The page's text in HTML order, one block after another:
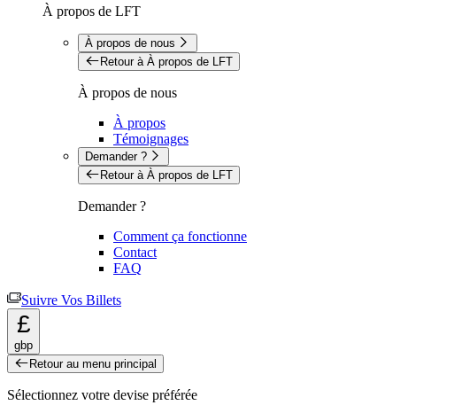
À propos de LFT
À propos de nous
Retour à À propos de LFT
À propos de nous
À propos
Témoignages
Demander ?
Retour à À propos de LFT
Demander ?
Comment ça fonctionne
Contact
FAQ
Suivre Vos Billets
£
gbp
Retour au menu principal
Sélectionnez votre devise préférée